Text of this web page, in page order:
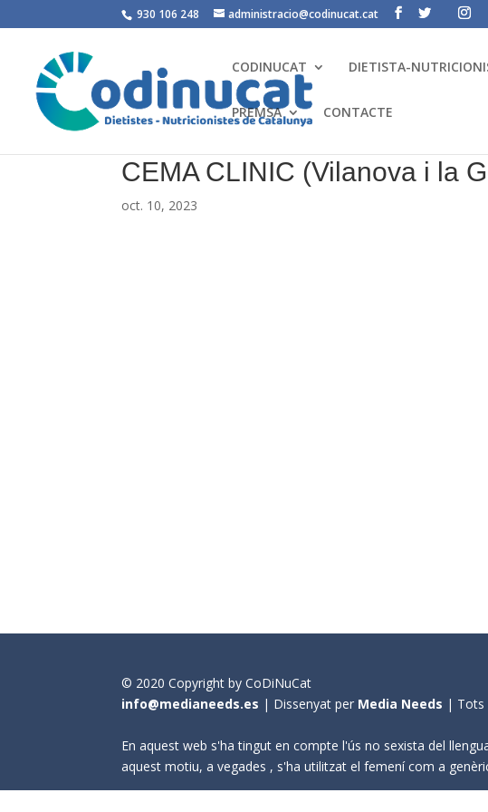
930 106 248 administracio@codinucat.cat
CODINUCAT DIETISTA-
PREMSA CONTACTE
CEMA CLINIC (Vilanova i la
oct. 10, 2023
© 2020 Copyright by CoDiNuCat
info@medianeeds.es | Dissenyat per Media Needs | Tots
En aquest web s'ha tingut en compte l'ús no sexista del
aquest motiu, a vegades , s'ha utilitzat el femení com a